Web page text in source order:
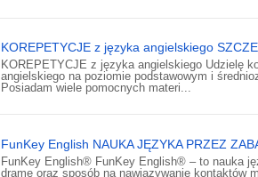
KOREPETYCJE z języka angielskiego
KOREPETYCJE z języka angielskiego Udzielę
angielskiego na poziomie podstawowym i
Posiadam wiele pomocnych materi...
FunKey English NAUKA JĘZYKA PRZEZ
FunKey English® FunKey English® – to nauka
dramę oraz sposób na nawiązywanie kontaktów